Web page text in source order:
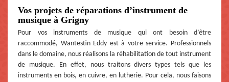
Vos projets de réparations d’instrument de
musique à Grigny
Pour vos instruments de musique qui ont besoin d’être
raccommodé, Wantestin Eddy est à votre service. Professionnels
dans le domaine, nous réalisons la réhabilitation de tout instrument
de musique. En effet, nous traitons divers types tels que les
instruments en bois, en cuivre, en lutherie. Pour cela, nous faisons